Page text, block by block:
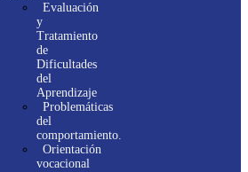
Evaluación
y
Tratamiento
de
Dificultades
del
Aprendizaje
Problemáticas
del
comportamiento.
Orientación
vocacional